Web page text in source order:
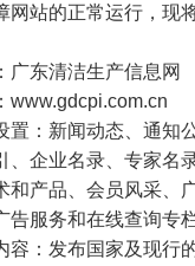
网站的正常运行，现
东清洁生产信息网
：新闻动态、通知公
、企业名录、专家名
和产品、会员风采、
服务和在线查询专栏
：发布国家及现行